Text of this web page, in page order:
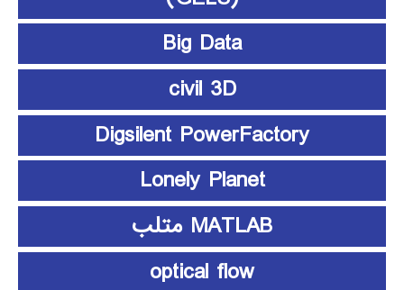
Big Data
civil 3D
Digsilent PowerFactory
Lonely Planet
MATLAB متلب
optical flow